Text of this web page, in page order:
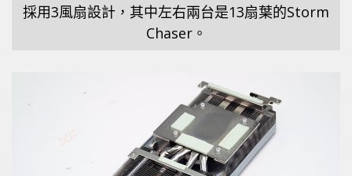
採用3風扇設計，其中左右兩台是13扇葉的Storm
Chaser。